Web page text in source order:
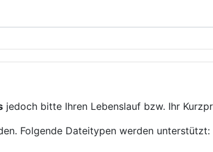
jedoch bitte Ihren Lebenslauf bzw. Ihr
Folgende Dateitypen werden